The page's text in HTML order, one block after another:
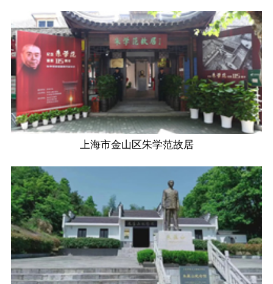
上海市金山区朱学范故居